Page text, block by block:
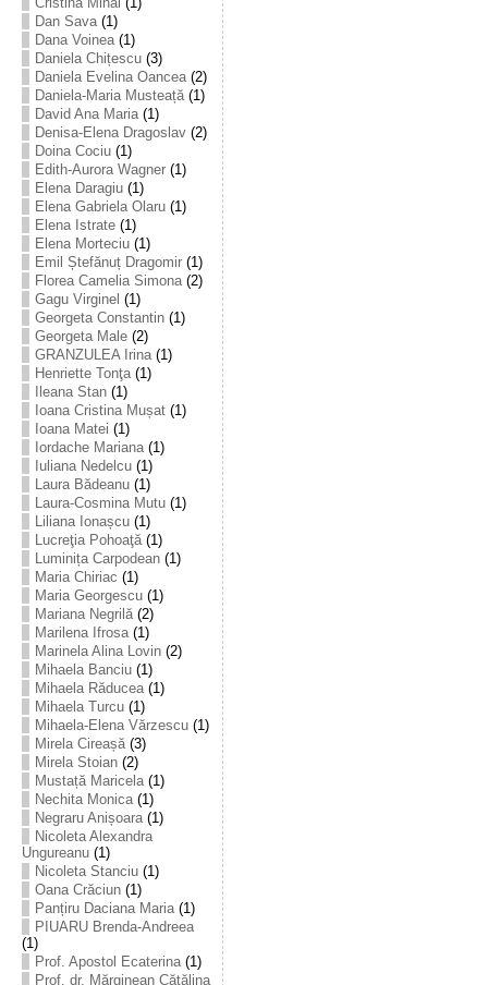
Dan Sava(1)
Dana Voinea(1)
Daniela Chițescu(3)
Daniela Evelina Oancea(2)
Daniela-Maria Musteață(1)
David Ana Maria(1)
Denisa-Elena Dragoslav(2)
Doina Cociu(1)
Edith-Aurora Wagner(1)
Elena Daragiu(1)
Elena Gabriela Olaru(1)
Elena Istrate(1)
Elena Morteciu(1)
Emil Ștefănuț Dragomir(1)
Florea Camelia Simona(2)
Gagu Virginel (1)
Georgeta Constantin(1)
Georgeta Male(2)
GRANZULEA Irina(1)
Henriette Tonţa(1)
Ileana Stan(1)
Ioana Cristina Mușat(1)
Ioana Matei (1)
Iordache Mariana(1)
Iuliana Nedelcu(1)
Laura Bădeanu(1)
Laura-Cosmina Mutu(1)
Liliana Ionașcu(1)
Lucreţia Pohoaţă(1)
Luminița Carpodean(1)
Maria Chiriac (1)
Maria Georgescu(1)
Mariana Negrilă(2)
Marilena Ifrosa(1)
Marinela Alina Lovin(2)
Mihaela Banciu(1)
Mihaela Răducea(1)
Mihaela Turcu(1)
Mihaela-Elena Vărzescu(1)
Mirela Cireașă(3)
Mirela Stoian(2)
Mustață Maricela(1)
Nechita Monica(1)
Negraru Anișoara(1)
Nicoleta Alexandra
Ungureanu(1)
Nicoleta Stanciu(1)
Oana Crăciun(1)
Panțiru Daciana Maria(1)
PIUARU Brenda-Andreea
(1)
Prof. Apostol Ecaterina(1)
Prof. dr. Mărginean Cătălina